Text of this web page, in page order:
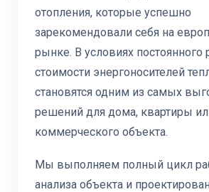
отопления, которые успешно
зарекомендовали себя на
рынке. В условиях постоянного
стоимости энергоносителей
становятся одним из самых
решений для дома, квартиры
коммерческого объекта.
Мы выполняем полный цикл
анализа объекта и